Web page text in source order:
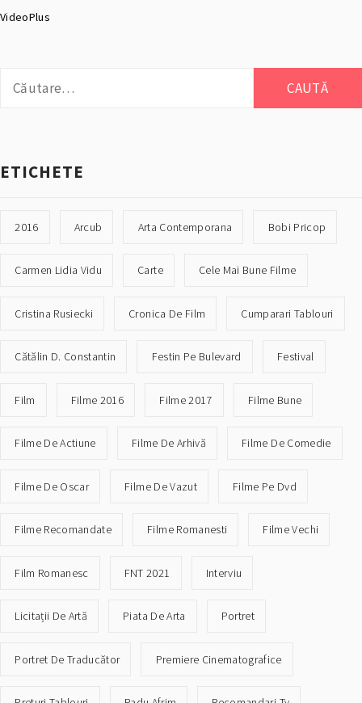
VideoPlus
după:
ETICHETE
2016 Arcub Arta Contemporana Bobi Pricop
Carmen Lidia Vidu Carte Cele Mai Bune Filme
Cristina Rusiecki Cronica De Film Cumparari Tablouri
Cătălin D. Constantin Festin Pe Bulevard Festival
Film Filme 2016 Filme 2017 Filme Bune
Filme De Actiune Filme De Arhivă Filme De Comedie
Filme De Oscar Filme De Vazut Filme Pe Dvd
Filme Recomandate Filme Romanesti Filme Vechi
Film Romanesc FNT 2021 Interviu
Licitații De Artă Piata De Arta Portret
Portret De Traducător Premiere Cinematografice